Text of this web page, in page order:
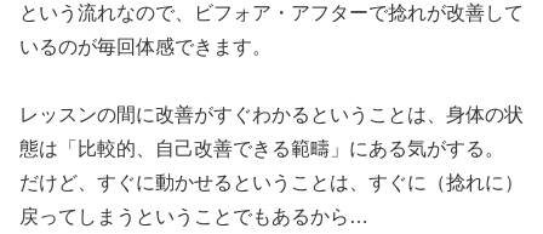
という流れなので、ビフォア・アフターで捻れが改善して
いるのが毎回体感できます。
レッスンの間に改善がすぐわかるということは、身体の状
態は「比較的、自己改善できる範疇」にある気がする。
だけど、すぐに動かせるということは、すぐに（捻れに）
戻ってしまうということでもあるから…